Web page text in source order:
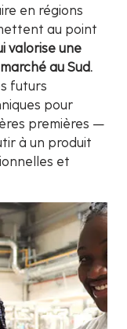
en régions
au point
valorise une
au Sud.
futurs
pour
premières —
à un produit
et